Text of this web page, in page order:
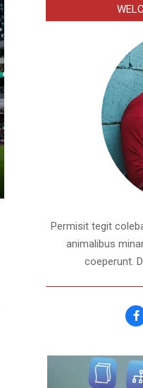
Permisit tegit
animalibus
coeperunt.